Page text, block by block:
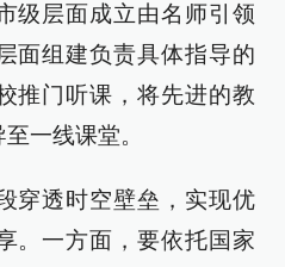
级层面成立由名师引领
面组建负责具体指导的
推门听课，将先进的教
一线课堂。
穿透时空壁垒，实现优
。一方面，要依托国家